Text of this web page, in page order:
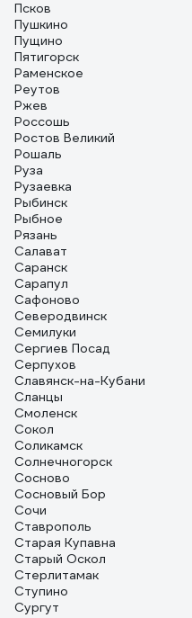
Псков
Пушкино
Пущино
Пятигорск
Раменское
Реутов
Ржев
Россошь
Ростов Великий
Рошаль
Руза
Рузаевка
Рыбинск
Рыбное
Рязань
Салават
Саранск
Сарапул
Сафоново
Северодвинск
Семилуки
Сергиев Посад
Серпухов
Славянск-на-Кубани
Сланцы
Смоленск
Сокол
Соликамск
Солнечногорск
Сосново
Сосновый Бор
Сочи
Ставрополь
Старая Купавна
Старый Оскол
Стерлитамак
Ступино
Сургут